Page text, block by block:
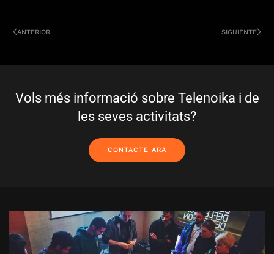
ANTERIOR SIGUIENTE
Vols més informació sobre Telenoika i de
les seves activitats?
CONTACTE ARA